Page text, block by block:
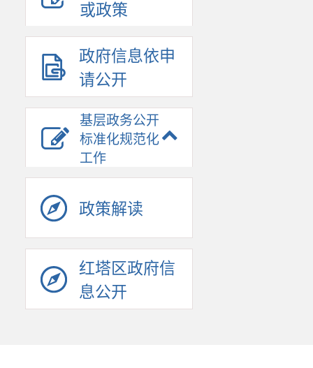
或政策
政府信息依申
请公开
基层政务公开
标准化规范化
工作
政策解读
红塔区政府信
息公开